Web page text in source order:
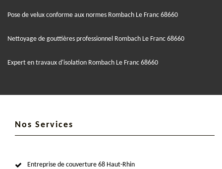
Pose de velux conforme aux normes Rombach Le Franc 68660
Nettoyage de gouttières professionnel Rombach Le Franc 68660
Expert en travaux d'isolation Rombach Le Franc 68660
Nos Services
Entreprise de couverture 68 Haut-Rhin